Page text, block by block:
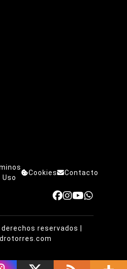
Uso
Cookies Contacto
derechos reservados |